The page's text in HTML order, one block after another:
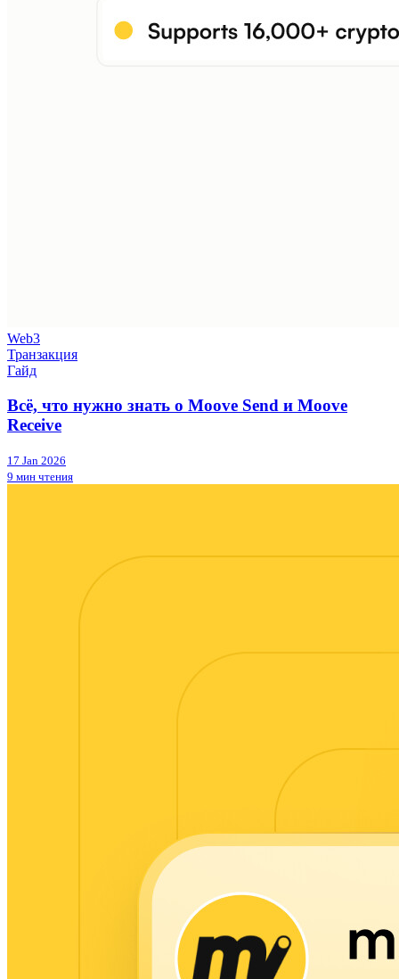
Web3
Транзакция
Гайд
Всё, что нужно знать о Moove Send и Moove
Receive
17 Jan 2026
9 мин чтения